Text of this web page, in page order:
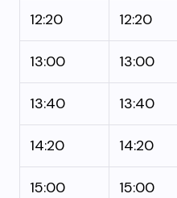
12:20 12:20
13:00 13:00
13:40 13:40
14:20 14:20
15:00 15:00